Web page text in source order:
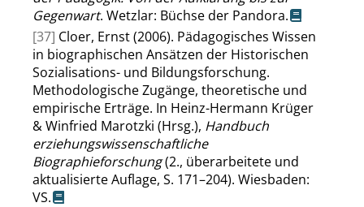
Gegenwart. Wetzlar: Büchse der Pandora.
[37] Cloer, Ernst (2006). Pädagogisches Wissen
in biographischen Ansätzen der Historischen
Sozialisations- und Bildungsforschung.
Methodologische Zugänge, theoretische und
empirische Erträge. In Heinz-Hermann Krüger
& Winfried Marotzki (Hrsg.), Handbuch
erziehungswissenschaftliche
Biographieforschung(2., überarbeitete und
aktualisierte Auflage, S. 171–204). Wiesbaden:
VS.